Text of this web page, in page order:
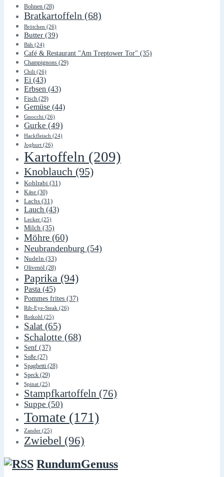
Bohnen (28)
Bratkartoffeln (68)
Brötchen (26)
Butter (39)
Bäh (24)
Café & Restaurant "Am Treptower Tor" (35)
Champignons (29)
Chili (26)
Ei (43)
Erbsen (43)
Fisch (29)
Gemüse (44)
Gnocchi (26)
Gurke (49)
Hackfleisch (24)
Joghurt (26)
Kartoffeln (209)
Knoblauch (95)
Kohlrabi (31)
Käse (30)
Lachs (31)
Lauch (43)
Lecker (25)
Milch (35)
Möhre (60)
Neubrandenburg (54)
Nudeln (33)
Olivenöl (28)
Paprika (94)
Pasta (45)
Pommes frites (37)
Rib-Eye-Steak (26)
Rotkohl (25)
Salat (65)
Schalotte (68)
Senf (37)
Soße (27)
Spaghetti (28)
Speck (29)
Spinat (25)
Stampfkartoffeln (76)
Suppe (50)
Tomate (171)
Zander (25)
Zwiebel (96)
RundumGenuss